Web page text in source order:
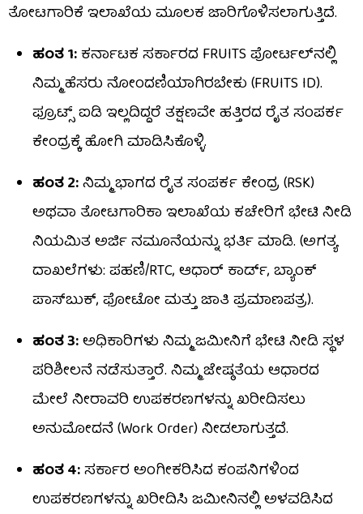
ತೋಟಗಾರಿಕೆ ಇಲಾಖೆಯ ಮೂಲಕ ಜಾರಿಗೊಳಿಸಲಾಗುತ್ತಿದೆ.
ಹಂತ 1:ಕರ್ನಾಟಕ ಸರ್ಕಾರದ FRUITS ಪೋರ್ಟಲ್​ನಲ್ಲಿ
ನಿಮ್ಮ ಹೆಸರು ನೋಂದಣಿಯಾಗಿರಬೇಕು (FRUITS ID).
ಫ್ರೂಟ್ಸ್ ಐಡಿ ಇಲ್ಲದಿದ್ದರೆ ತಕ್ಷಣವೇ ಹತ್ತಿರದ ರೈತ ಸಂಪರ್ಕ
ಕೇಂದ್ರಕ್ಕೆ ಹೋಗಿ ಮಾಡಿಸಿಕೊಳ್ಳಿ.
ಹಂತ 2:ನಿಮ್ಮ ಭಾಗದ ರೈತ ಸಂಪರ್ಕ ಕೇಂದ್ರ (RSK)
ಅಥವಾ ತೋಟಗಾರಿಕಾ ಇಲಾಖೆಯ ಕಚೇರಿಗೆ ಭೇಟಿ ನೀಡಿ
ನಿಯಮಿತ ಅರ್ಜಿ ನಮೂನೆಯನ್ನು ಭರ್ತಿ ಮಾಡಿ. (ಅಗತ್ಯ
ದಾಖಲೆಗಳು: ಪಹಣಿ/RTC, ಆಧಾರ್ ಕಾರ್ಡ್, ಬ್ಯಾಂಕ್
ಪಾಸ್‌ಬುಕ್, ಫೋಟೋ ಮತ್ತು ಜಾತಿ ಪ್ರಮಾಣಪತ್ರ).
ಹಂತ 3:ಅಧಿಕಾರಿಗಳು ನಿಮ್ಮ ಜಮೀನಿಗೆ ಭೇಟಿ ನೀಡಿ ಸ್ಥಳ
ಪರಿಶೀಲನೆ ನಡೆಸುತ್ತಾರೆ. ನಿಮ್ಮ ಜೇಷ್ಠತೆಯ ಆಧಾರದ
ಮೇಲೆ ನೀರಾವರಿ ಉಪಕರಣಗಳನ್ನು ಖರೀದಿಸಲು
ಅನುಮೋದನೆ (Work Order) ನೀಡಲಾಗುತ್ತದೆ.
ಹಂತ 4:ಸರ್ಕಾರ ಅಂಗೀಕರಿಸಿದ ಕಂಪನಿಗಳಿಂದ
ಉಪಕರಣಗಳನ್ನು ಖರೀದಿಸಿ ಜಮೀನಿನಲ್ಲಿ ಅಳವಡಿಸಿದ